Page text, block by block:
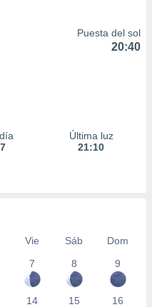
Puesta del sol
20:40
Última luz
21:10
Vie Sáb
Dom
7 8 9
14 15 16